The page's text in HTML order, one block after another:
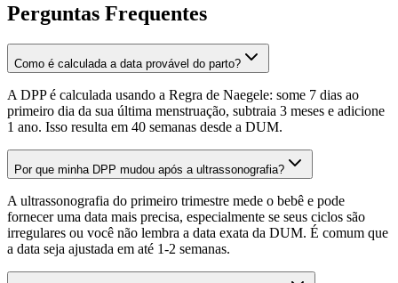
Perguntas Frequentes
Como é calculada a data provável do parto?
A DPP é calculada usando a Regra de Naegele: some 7 dias ao
primeiro dia da sua última menstruação, subtraia 3 meses e adicione
1 ano. Isso resulta em 40 semanas desde a DUM.
Por que minha DPP mudou após a ultrassonografia?
A ultrassonografia do primeiro trimestre mede o bebê e pode
fornecer uma data mais precisa, especialmente se seus ciclos são
irregulares ou você não lembra a data exata da DUM. É comum que
a data seja ajustada em até 1-2 semanas.